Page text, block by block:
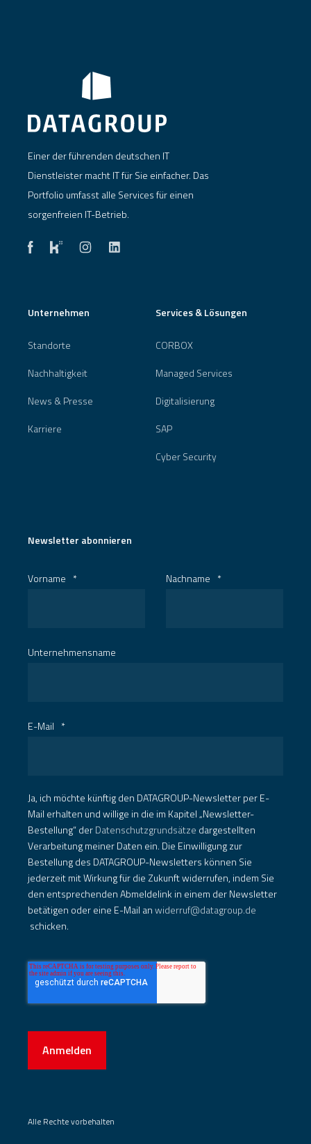
Einer der führenden deutschen IT
Dienstleister macht IT für Sie einfacher. Das
Portfolio umfasst alle Services für einen
sorgenfreien IT-Betrieb.
Unternehmen
Standorte
Nachhaltigkeit
News & Presse
Karriere
Services & Lösungen
CORBOX
Managed Services
Digitalisierung
SAP
Cyber Security
Newsletter abonnieren
Vorname * Nachname *
Unternehmensname
E-Mail *
Ja, ich möchte künftig den DATAGROUP-Newsletter per E-
Mail erhalten und willige in die im Kapitel „Newsletter-
Bestellung“ derDatenschutzgrundsätze dargestellten
Verarbeitung meiner Daten ein. Die Einwilligung zur
Bestellung des DATAGROUP-Newsletters können Sie
jederzeit mit Wirkung für die Zukunft widerrufen, indem Sie
den entsprechenden Abmeldelink in einem der Newsletter
betätigen oder eine E-Mail anwiderruf@datagroup.de
schicken.
Anmelden
Alle Rechte vorbehalten